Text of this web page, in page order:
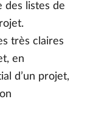
des listes de
très claires
en
d’un projet,